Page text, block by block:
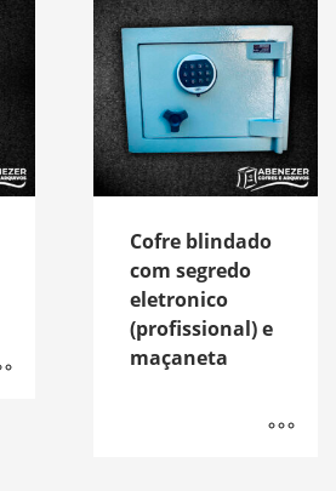
Cofre blindado
com segredo
eletronico
(profissional) e
maçaneta